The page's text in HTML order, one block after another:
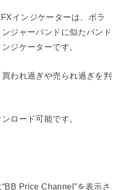
インジケーターは、ボラ
ジャーバンドに似たバンド
ジケーターです。
われ過ぎや売られ過ぎを判
ロード可能です。
Price Channel”を表示さ